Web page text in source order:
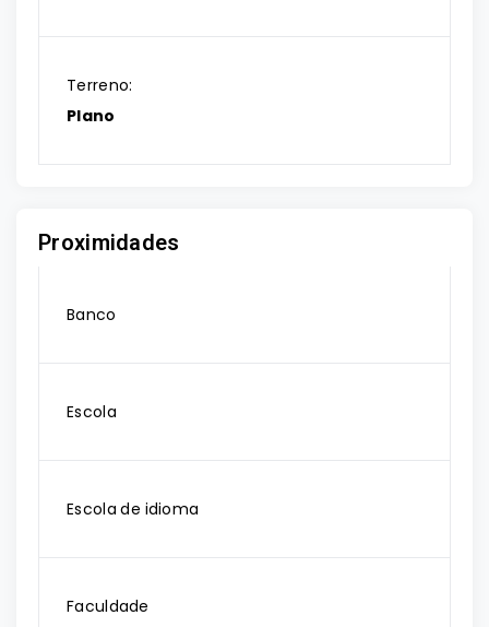
Terreno:
Plano
Proximidades
Banco
Escola
Escola de idioma
Faculdade